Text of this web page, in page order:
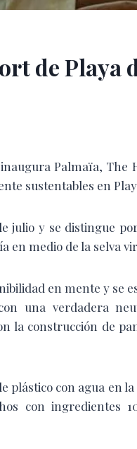
de Playa
Palmaïa, The
sustentables en
julio y se distingue
en medio de la selva
en mente y se
una verdadera
la construcción de
plástico con agua en
con ingredientes